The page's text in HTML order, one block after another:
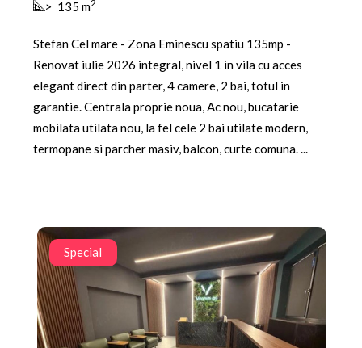
> 135 m2
Stefan Cel mare - Zona Eminescu spatiu 135mp -
Renovat iulie 2026 integral, nivel 1 in vila cu acces
elegant direct din parter, 4 camere, 2 bai, totul in
garantie. Centrala proprie noua, Ac nou, bucatarie
mobilata utilata nou, la fel cele 2 bai utilate modern,
termopane si parcher masiv, balcon, curte comuna. ...
Special